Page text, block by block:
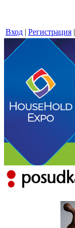
Вход | Регистрация |